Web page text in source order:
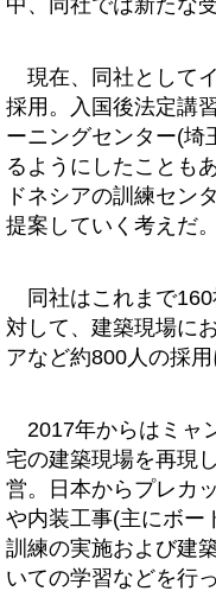
中、同社では新たな
現在、同社として
採用。入国後法定講
ーニングセンター(埼
るようにしたことも
ドネシアの訓練セン
提案していく考えだ。
同社はこれまで
対して、建築現場に
アなど約800人の採用
2017年からはミャ
宅の建築現場を再現
営。日本からプレカ
や内装工事(主にボー
訓練の実施および建
いての学習などを行